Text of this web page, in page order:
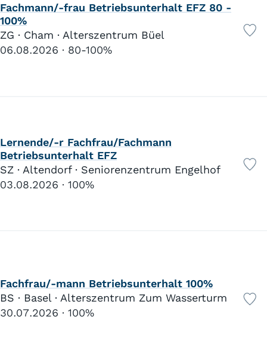
Fachmann/-frau Betriebsunterhalt EFZ 80 -
100%
ZG · Cham · Alterszentrum Büel
06.08.2026
80-100%
Lernende/-r Fachfrau/Fachmann
Betriebsunterhalt EFZ
SZ · Altendorf · Seniorenzentrum Engelhof
03.08.2026
100%
Fachfrau/-mann Betriebsunterhalt 100%
BS · Basel · Alterszentrum Zum Wasserturm
30.07.2026
100%